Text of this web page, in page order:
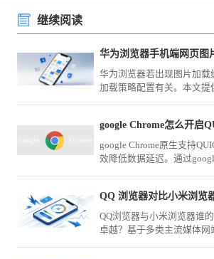
继续阅读
华为浏览器手机端网页图
华为浏览器若出现图片加载
加载策略配置有关。本文提
google Chrome原生支持
效降低数据延迟。通过
QQ浏览器与小米浏览器谁
卓越？基于多类主流媒体网